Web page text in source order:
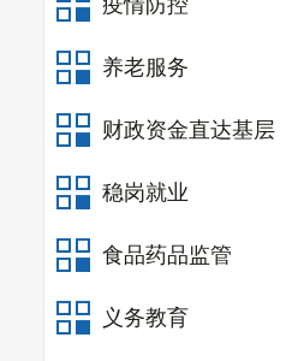
疫情防控
养老服务
财政资金直达基层
稳岗就业
食品药品监管
义务教育